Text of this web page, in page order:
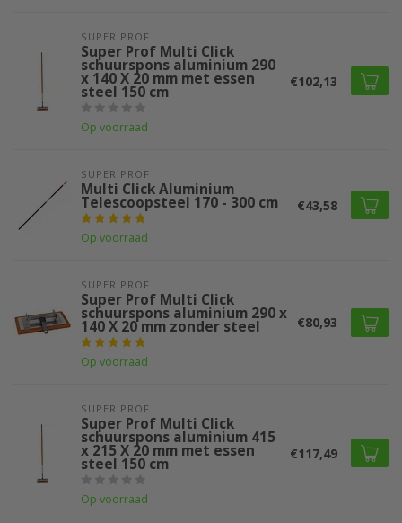
SUPER PROF
Super Prof Multi Click
schuurspons aluminium 290
x 140 X 20 mm met essen
steel 150 cm
Op voorraad
€102,13
SUPER PROF
Multi Click Aluminium
Telescoopsteel 170 - 300 cm
Op voorraad
€43,58
SUPER PROF
Super Prof Multi Click
schuurspons aluminium 290 x
140 X 20 mm zonder steel
Op voorraad
€80,93
SUPER PROF
Super Prof Multi Click
schuurspons aluminium 415
x 215 X 20 mm met essen
steel 150 cm
Op voorraad
€117,49